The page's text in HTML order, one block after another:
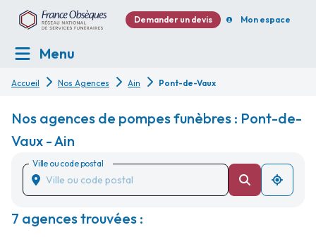
Demander un devis Mon espace
Menu
Accueil Nos Agences Ain Pont-de-Vaux
Nos agences de pompes funèbres : Pont-de-
Vaux - Ain
Ville ou code postal
7 agences trouvées :